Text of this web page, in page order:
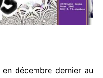
en décembre dernier au